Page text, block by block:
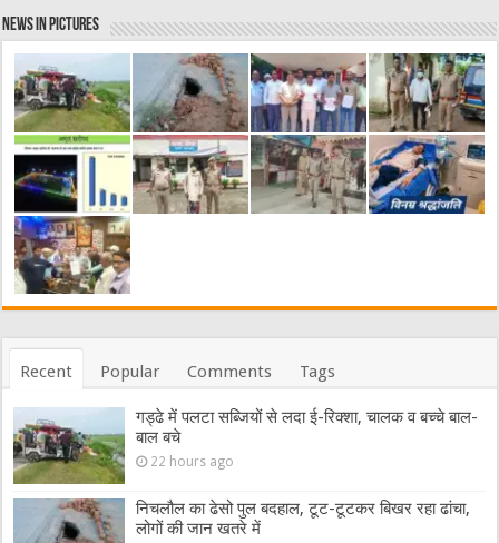
News in Pictures
Recent Popular Comments Tags
गड्ढे में पलटा सब्जियों से लदा ई-रिक्शा, चालक व बच्चे बाल-
बाल बचे
22 hours ago
निचलौल का ढेसो पुल बदहाल, टूट-टूटकर बिखर रहा ढांचा,
लोगों की जान खतरे में